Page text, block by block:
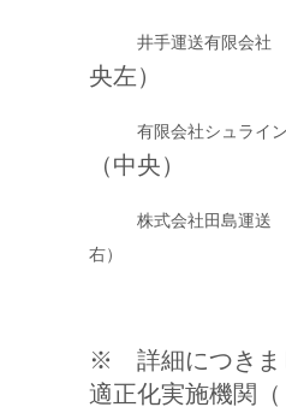
井手運送有限会社
央左）
有限会社シュライ
（中央）
株式会社田島運送
右）
※ 詳細につきま
適正化実施機関